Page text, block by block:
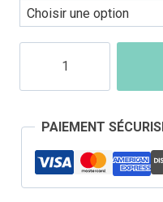
T-
Tête
Mort
Femme
PAIEMENT